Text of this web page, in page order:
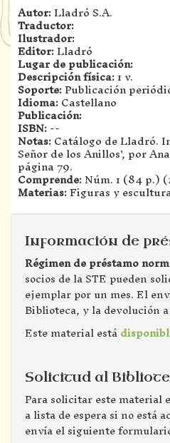
Autor:Lladró S.A.
Traductor:
Ilustrador:
Editor:Lladró
Lugar de publicación:
Descripción física:1 v.
Soporte:Publicación
Idioma:Castellano
Publicación:
ISBN:--
Notas:Catálogo de Lladró.
Señor de los Anillos', por
página 79.
Comprende:Núm. 1 (84 p.)
Materias:Figuras y
Información de
Régimen de préstamo
socios de la STE pueden
ejemplar por un mes. El
Biblioteca, y la devolución
Este material está
Solicitud al
Para solicitar este material
a lista de espera si no está
envía el siguiente